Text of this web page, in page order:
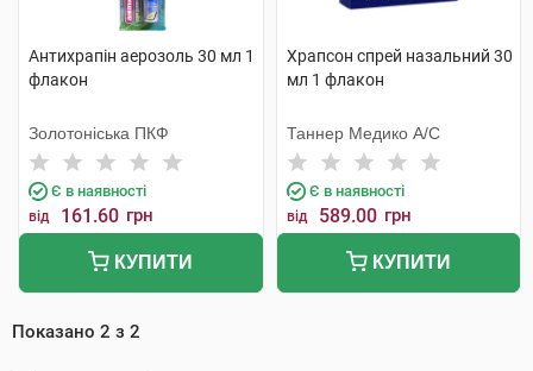
Антихрапін аерозоль 30 мл 1
флакон
Золотоніська ПКФ
Є в наявності
від 161.60 грн
КУПИТИ
Храпсон спрей назальний 30
мл 1 флакон
Таннер Медико А/С
Є в наявності
від 589.00 грн
КУПИТИ
Показано 2 з 2